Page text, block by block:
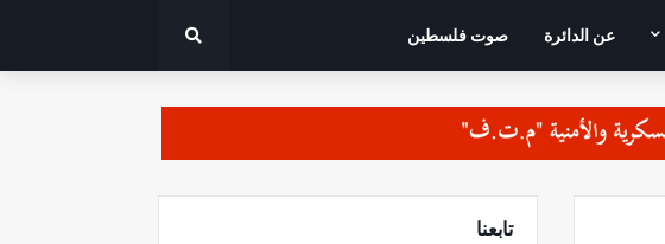
عن الدائرة صوت فلسطين
تابعنا